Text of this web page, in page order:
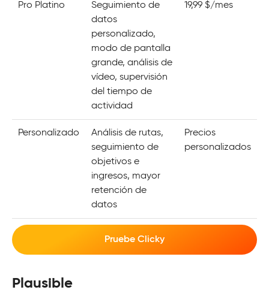
Pro Platino
Seguimiento de
datos
personalizado,
modo de pantalla
grande, análisis de
vídeo, supervisión
del tiempo de
actividad
19,99 $/mes
Personalizado
Análisis de rutas,
seguimiento de
objetivos e
ingresos, mayor
retención de
datos
Precios
personalizados
Pruebe Clicky
Plausible